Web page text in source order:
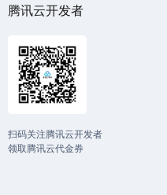
腾讯云开发者
扫码关注腾讯云开发者
领取腾讯云代金券